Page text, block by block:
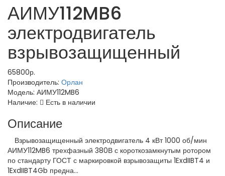
АИМУ112MB6
электродвигатель
взрывозащищенный
65800р.
Производитель: Орлан
Модель: АИМУ112MB6
Наличие:
Есть в наличии
Описание
Взрывозащищенный электродвигатель 4 кВт 1000 об/мин
АИМУ112MB6 трехфазный 380В с короткозамкнутым ротором
по стандарту ГОСТ с маркировкой взрывозащиты 1ExdIIBT4 и
1ExdIIBT4Gb предна...